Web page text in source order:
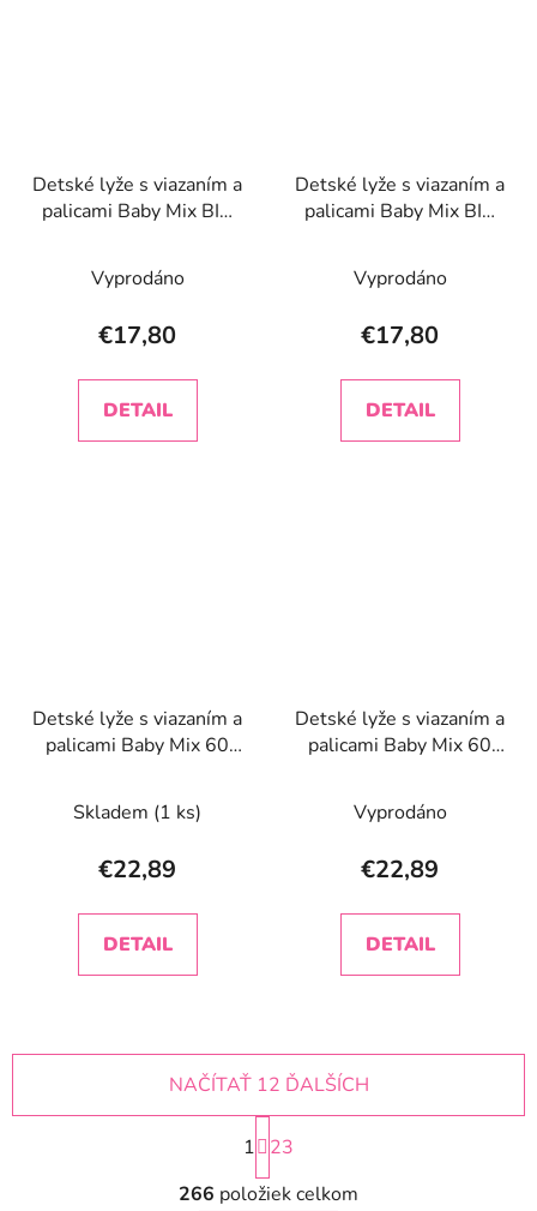
Detské lyže s viazaním a
palicami Baby Mix BIG
Vyprodáno
€17,80
DETAIL
Detské lyže s viazaním a
palicami Baby Mix BIG
Vyprodáno
€17,80
DETAIL
Detské lyže s viazaním a
palicami Baby Mix 60
Skladem (1 ks)
€22,89
DETAIL
Detské lyže s viazaním a
palicami Baby Mix 60
Vyprodáno
€22,89
DETAIL
O
v
NAČÍTAŤ 12 ĎALŠÍCH
S
t
r
á
1
23
266 položiek celkom